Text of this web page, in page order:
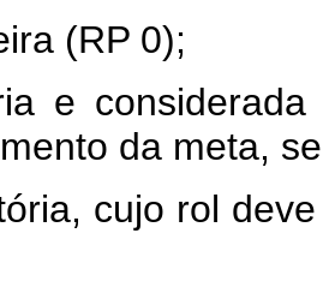
(RP 0);
e
da meta,
cujo rol